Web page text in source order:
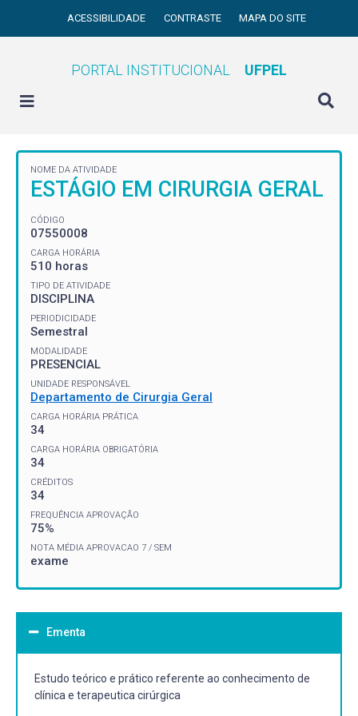
ACESSIBILIDADE CONTRASTE MAPA DO SITE
PORTAL INSTITUCIONAL UFPEL
NOME DA ATIVIDADE
ESTÁGIO EM CIRURGIA GERAL
CÓDIGO
07550008
CARGA HORÁRIA
510 horas
TIPO DE ATIVIDADE
DISCIPLINA
PERIODICIDADE
Semestral
MODALIDADE
PRESENCIAL
UNIDADE RESPONSÁVEL
Departamento de Cirurgia Geral
CARGA HORÁRIA PRÁTICA
34
CARGA HORÁRIA OBRIGATÓRIA
34
CRÉDITOS
34
FREQUÊNCIA APROVAÇÃO
75%
NOTA MÉDIA APROVACAO 7 / SEM
exame
Ementa
Estudo teórico e prático referente ao conhecimento de
clínica e terapeutica cirúrgica